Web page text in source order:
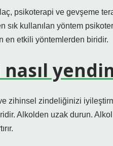
psikoterapi ve gevşeme
sık kullanılan yöntem
en etkili yöntemlerden biridir.
zihinsel zindeliğinizi
Alkolden uzak durun.